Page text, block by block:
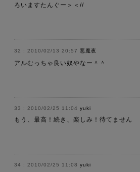
ろいますたんぐー＞＜//
2010/02/13 20:57 悪魔夜
アルむっちゃ良い奴やなー＾＾
2010/02/25 11:04 yuki
もう、最高！続き、楽しみ！待てません
2010/02/25 11:08 yuki